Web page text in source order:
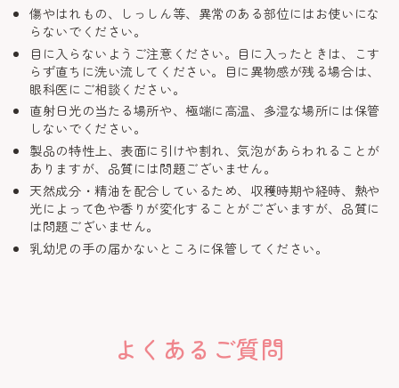
傷やはれもの、しっしん等、異常のある部位にはお使いにな
らないでください。
目に入らないようご注意ください。目に入ったときは、こす
らず直ちに洗い流してください。目に異物感が残る場合は、
眼科医にご相談ください。
直射日光の当たる場所や、極端に高温、多湿な場所には保管
しないでください。
製品の特性上、表面に引けや割れ、気泡があらわれることが
ありますが、品質には問題ございません。
天然成分・精油を配合しているため、収穫時期や経時、熱や
光によって色や香りが変化することがございますが、品質に
は問題ございません。
乳幼児の手の届かないところに保管してください。
よくあるご質問